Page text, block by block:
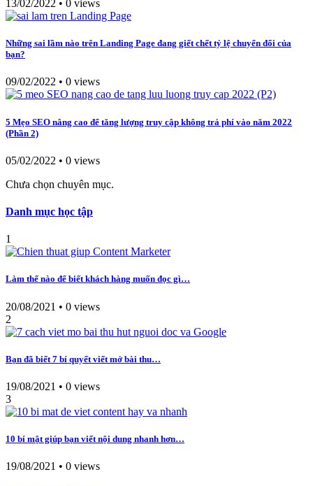
13/02/2022 • 0 views
Những sai lầm nào trên Landing Page đang giết chết tỷ lệ chuyển đổi của
bạn?
09/02/2022 • 0 views
5 Mẹo SEO nâng cao để tăng lượng truy cập không trả phí vào năm 2022
(Phần 2)
05/02/2022 • 0 views
Chưa chọn chuyên mục.
Danh mục học tập
1
Làm thế nào để biết khách hàng muốn đọc gì…
20/08/2021 • 0 views
2
Bạn đã biết 7 bí quyết viết mở bài thu…
19/08/2021 • 0 views
3
10 bí mật giúp bạn viết nội dung nhanh hơn…
19/08/2021 • 0 views